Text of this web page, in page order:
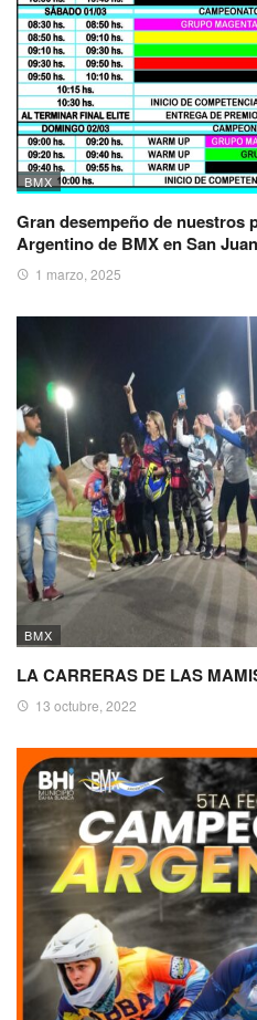
BMX
Gran desempeño de nuestros
Argentino de BMX en San Juan
1 marzo, 2025
BMX
LA CARRERAS DE LAS
13 octubre, 2022